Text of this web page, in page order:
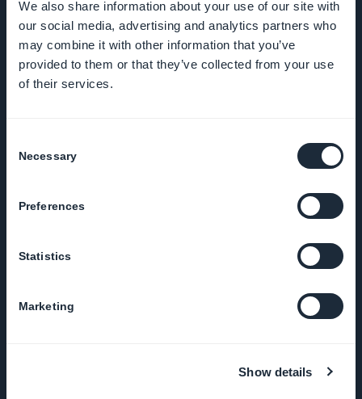
We also share information about your use of our site with
our social media, advertising and analytics partners who
may combine it with other information that you’ve
provided to them or that they’ve collected from your use
of their services.
Selection
Necessary
Preferences
Statistics
Marketing
Show details
FÖRETAG
Fantastiskt stöd
GoodBarber
Startup Studio
Jobb